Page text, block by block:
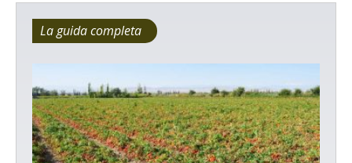
La guida completa